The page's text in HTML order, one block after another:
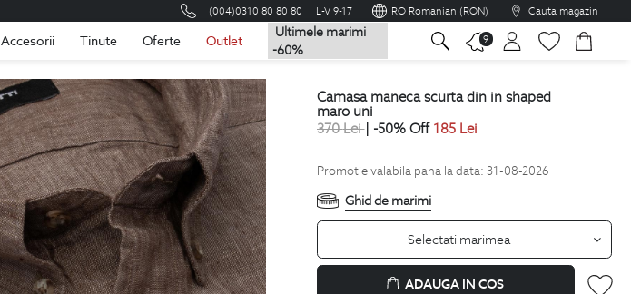
(004)0310 80 80 80 L-V 9-17 RO Romanian (RON) Cauta magazin
Accesorii Tinute Oferte Outlet
Ultimele marimi
-60%
9
Romania Romana
camasa maneca scurta din in shaped
maro uni
370Lei| -50% Off 185 Lei
Promotie valabila pana la data: 31-08-2026
Ghid de marimi
Selectati marimea
ADAUGA IN COS